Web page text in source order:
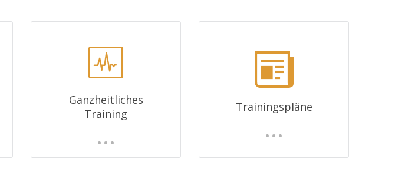
Ganzheitliches
Training
Trainingspläne